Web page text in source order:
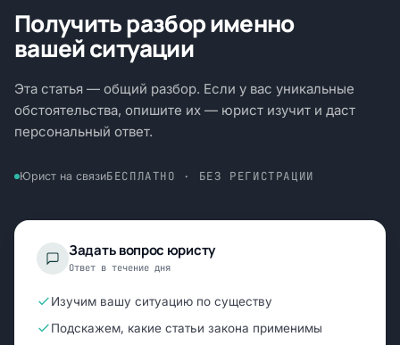
Получить разбор именно
вашей ситуации
Эта статья — общий разбор. Если у вас уникальные
обстоятельства, опишите их — юрист изучит и даст
персональный ответ.
Юрист на связиБЕСПЛАТНО · БЕЗ РЕГИСТРАЦИИ
Задать вопрос юристу
Ответ в течение дня
Изучим вашу ситуацию по существу
Подскажем, какие статьи закона применимы